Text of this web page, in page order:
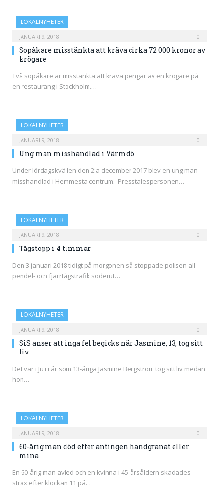
LOKALNYHETER
JANUARI 9, 2018 0
Sopåkare misstänkta att kräva cirka 72 000 kronor av
krögare
Två sopåkare är misstänkta att kräva pengar av en krögare på
en restaurang i Stockholm.…
LOKALNYHETER
JANUARI 9, 2018 0
Ung man misshandlad i Värmdö
Under lördagskvällen den 2:a december 2017 blev en ung man
misshandlad i Hemmesta centrum. Presstalespersonen…
LOKALNYHETER
JANUARI 9, 2018 0
Tågstopp i 4 timmar
Den 3 januari 2018 tidigt på morgonen så stoppade polisen all
pendel- och fjärrtågstrafik söderut…
LOKALNYHETER
JANUARI 9, 2018 0
SiS anser att inga fel begicks när Jasmine, 13, tog sitt
liv
Det var i Juli i år som 13-åriga Jasmine Bergström tog sitt liv medan
hon…
LOKALNYHETER
JANUARI 9, 2018 0
60-årig man död efter antingen handgranat eller
mina
En 60-årig man avled och en kvinna i 45-årsåldern skadades
strax efter klockan 11 på…